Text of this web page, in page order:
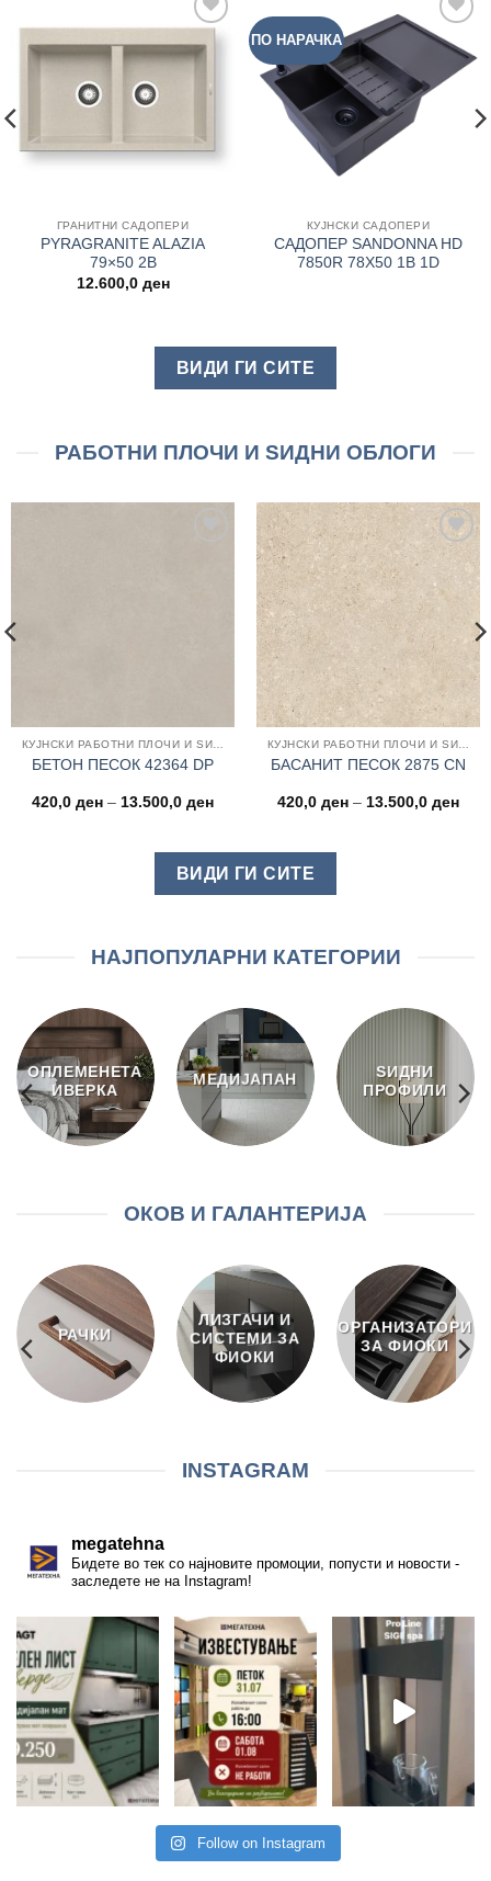
Add to
wishlist
ГРАНИТНИ САДОПЕРИ
PYRAGRANITE ALAZIA
79×50 2B
12.600,0 ден
ПО НАРАЧКА
Add to
wishlist
КУЈНСКИ САДОПЕРИ
САДОПЕР SANDONNA HD
7850R 78Χ50 1B 1D
ВИДИ ГИ СИТЕ
РАБОТНИ ПЛОЧИ И ЅИДНИ ОБЛОГИ
КУЈНСКИ РАБОТНИ ПЛОЧИ И ЅИДНИ ОБЛОГИ
БЕТОН ПЕСОК 42364 DP
420,0 ден – 13.500,0 денPrice
Add to
КУЈНСКИ РАБОТНИ ПЛОЧИ И ЅИДНИ ОБЛОГИ
БАСАНИТ ПЕСОК 2875 CN
420,0 ден – 13.500,0 ден
ВИДИ ГИ СИТЕ
НАЈПОПУЛАРНИ КАТЕГОРИИ
ОПЛЕМЕНЕТА
ИВЕРКА
МЕДИЈАПАН
ЅИДНИ
ПРОФИЛИ
ОКОВ И ГАЛАНТЕРИЈА
РАЧКИ
ЛИЗГАЧИ И
СИСТЕМИ ЗА
ФИОКИ
ОРГАНИЗАТОРИ
ЗА ФИОКИ
INSTAGRAM
megatehna
Бидете во тек со најновите промоции, попусти и новости -
заследете не на Instagram!
Follow on Instagram